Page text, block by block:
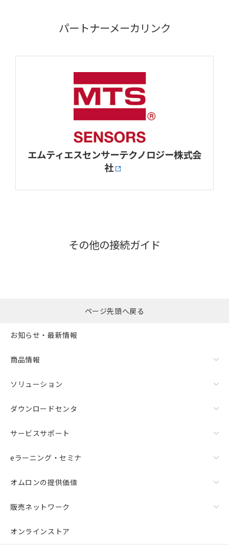
パートナーメーカリンク
エムティエスセンサーテクノロジー株式会
社
その他の接続ガイド
ページ先頭へ戻る
お知らせ・最新情報
商品情報
ソリューション
ダウンロードセンタ
サービスサポート
eラーニング・セミナ
オムロンの提供価値
販売ネットワーク
オンラインストア